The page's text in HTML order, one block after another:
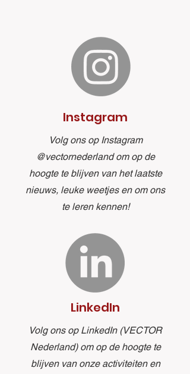
Instagram
Volg ons op Instagram
@vectornederland om op de
hoogte te blijven van het laatste
nieuws, leuke weetjes en om ons
te leren kennen!
LinkedIn
Volg ons op LinkedIn (VECTOR
Nederland) om op de hoogte te
blijven van onze activiteiten en